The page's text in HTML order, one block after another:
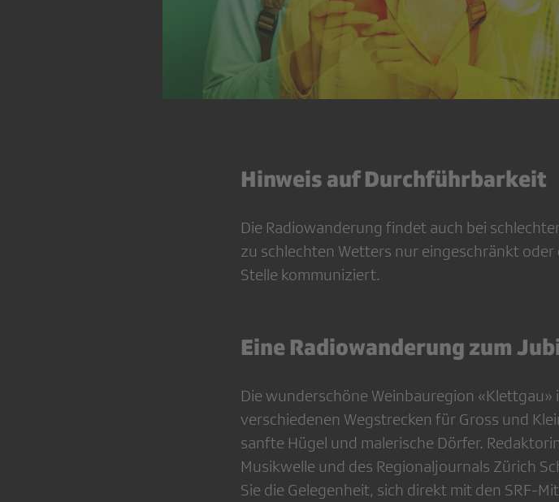
Hinweis auf Durchführbarkeit
Die Radiowanderung findet auch bei
zu schlechten Wetters nur eingeschränkt
Stelle kommuniziert.
Eine Radiowanderung zum
Die wunderschöne Weinbauregion
verschiedenen Wegstrecken für Gross und
sanfte Hügel und malerische Dörfer.
Musikwelle und des Regionaljournals Zürich
Sie die Gelegenheit, sich direkt mit den SRF-